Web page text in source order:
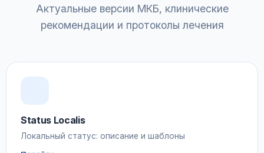
Актуальные версии МКБ, клинические
рекомендации и протоколы лечения
Status Localis
Локальный статус: описание и шаблоны